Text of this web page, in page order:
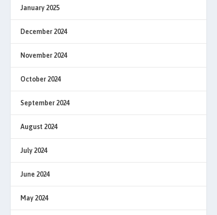
January 2025
December 2024
November 2024
October 2024
September 2024
August 2024
July 2024
June 2024
May 2024